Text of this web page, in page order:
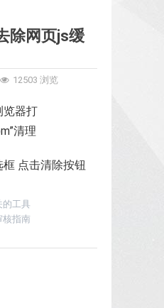
除网页js缓
12503 浏览
览器打
清理
点击清除按钮
的工具
核指南